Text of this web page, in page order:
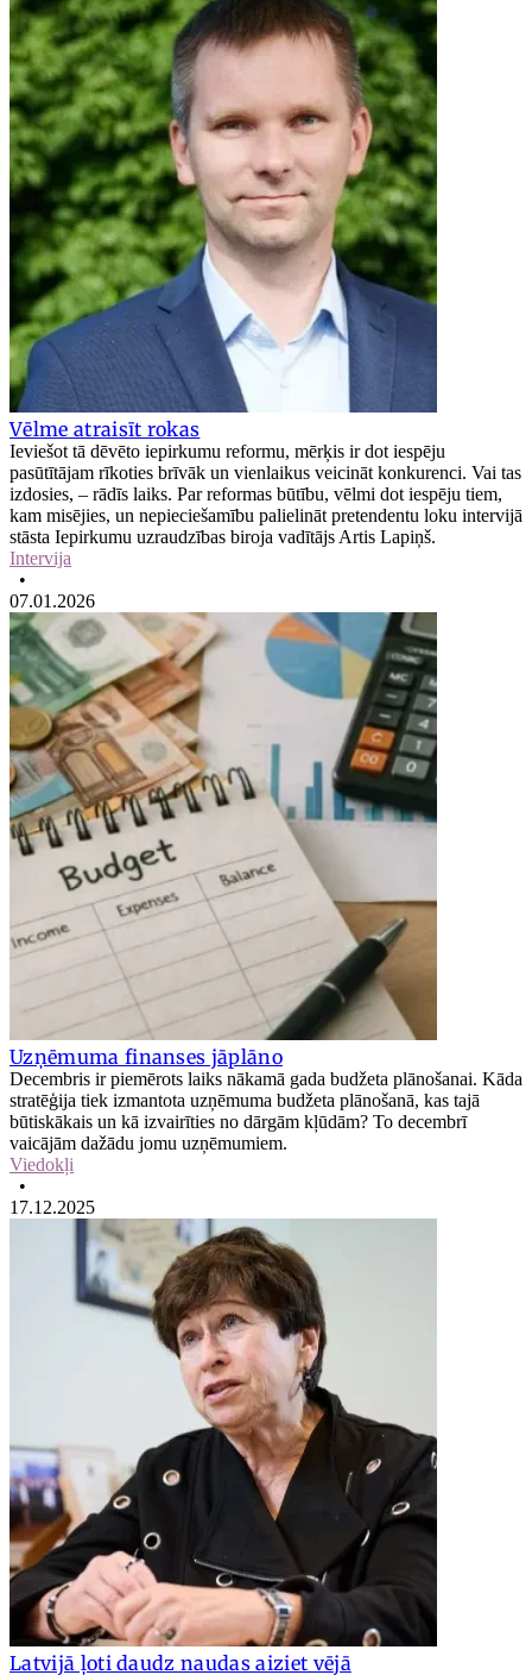
Vēlme atraisīt rokas
Ieviešot tā dēvēto iepirkumu reformu, mērķis ir dot iespēju
pasūtītājam rīkoties brīvāk un vienlaikus veicināt konkurenci. Vai tas
izdosies, – rādīs laiks. Par reformas būtību, vēlmi dot iespēju tiem,
kam misējies, un nepieciešamību palielināt pretendentu loku intervijā
stāsta Iepirkumu uzraudzības biroja vadītājs Artis Lapiņš.
Intervija
•
07.01.2026
Uzņēmuma finanses jāplāno
Decembris ir piemērots laiks nākamā gada budžeta plānošanai. Kāda
stratēģija tiek izmantota uzņēmuma budžeta plānošanā, kas tajā
būtiskākais un kā izvairīties no dārgām kļūdām? To decembrī
vaicājām dažādu jomu uzņēmumiem.
Viedokļi
•
17.12.2025
Latvijā ļoti daudz naudas aiziet vējā